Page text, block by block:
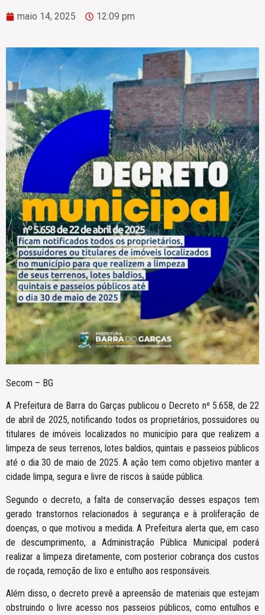
maio 14, 2025 12:09 pm
Secom – BG
A Prefeitura de Barra do Garças publicou o Decreto nº 5.658, de 22
de abril de 2025, notificando todos os proprietários, possuidores ou
titulares de imóveis localizados no município para que realizem a
limpeza de seus terrenos, lotes baldios, quintais e passeios públicos
até o dia 30 de maio de 2025. A ação tem como objetivo manter a
cidade limpa, segura e livre de riscos à saúde pública.
Segundo o decreto, a falta de conservação desses espaços tem
gerado transtornos relacionados à segurança e à proliferação de
doenças, o que motivou a medida. A Prefeitura alerta que, em caso
de descumprimento, a Administração Pública Municipal poderá
realizar a limpeza diretamente, com posterior cobrança dos custos
de roçada, remoção de lixo e entulho aos responsáveis.
Além disso, o decreto prevê a apreensão de materiais que estejam
obstruindo o livre acesso nos passeios públicos, como entulhos e